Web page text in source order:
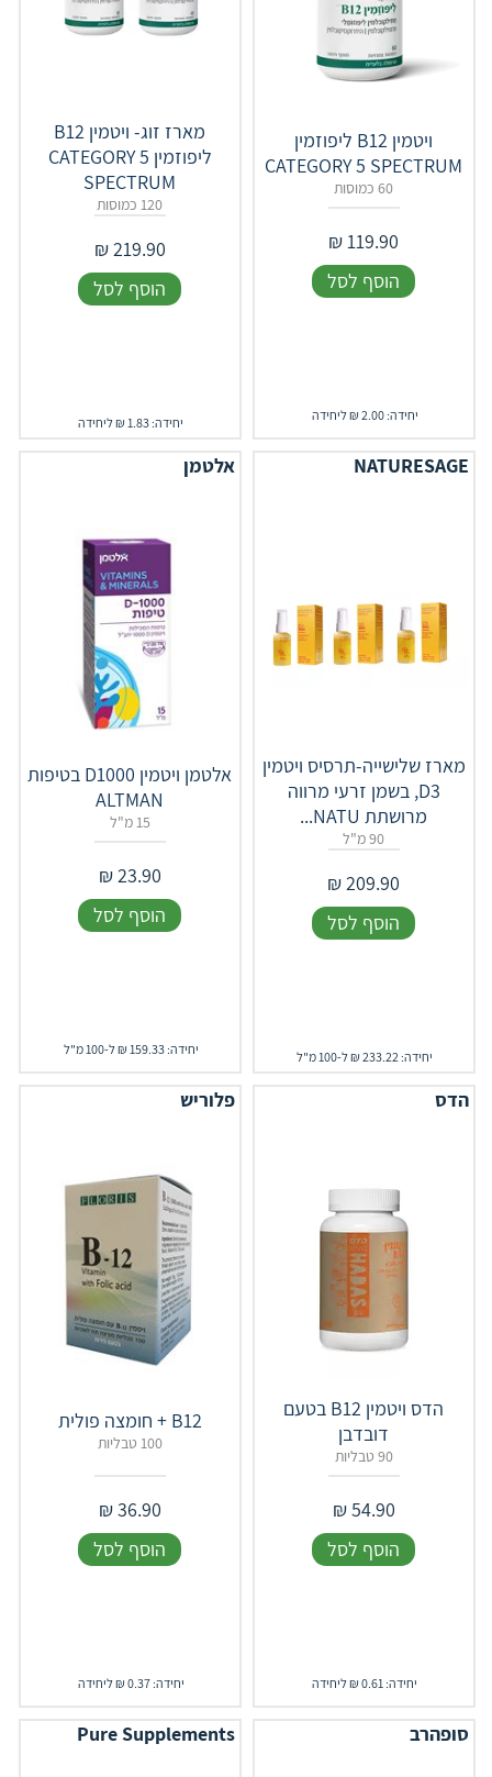
ויטמין B12 ליפוזמין
CATEGORY 5 SPECTRUM
60 כמוסות
119.90
₪
הוסף לסל
יחידה: 2.00 ₪ ליחידה
מארז זוג- ויטמין B12
ליפוזמין CATEGORY 5
SPECTRUM
120 כמוסות
219.90
₪
הוסף לסל
יחידה: 1.83 ₪ ליחידה
NATURESAGE
מארז שלישייה-תרסיס ויטמין
D3, בשמן זרעי מרווה
מרושתת NATU...
90 מ"ל
209.90
₪
הוסף לסל
יחידה: 233.22 ₪ ל-100 מ"ל
אלטמן
אלטמן ויטמין D1000 בטיפות
ALTMAN
15 מ"ל
23.90
₪
הוסף לסל
יחידה: 159.33 ₪ ל-100 מ"ל
הדס
הדס ויטמין B12 בטעם
דובדבן
90 טבליות
54.90
₪
הוסף לסל
יחידה: 0.61 ₪ ליחידה
פלוריש
B12 + חומצה פולית
100 טבליות
36.90
₪
הוסף לסל
יחידה: 0.37 ₪ ליחידה
סופהרב Pure Supplements